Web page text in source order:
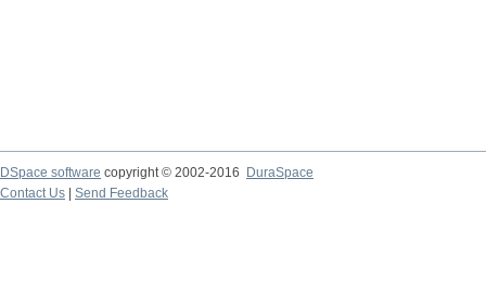
DSpace software copyright © 2002-2016
DuraSpace
Contact Us
Send Feedback